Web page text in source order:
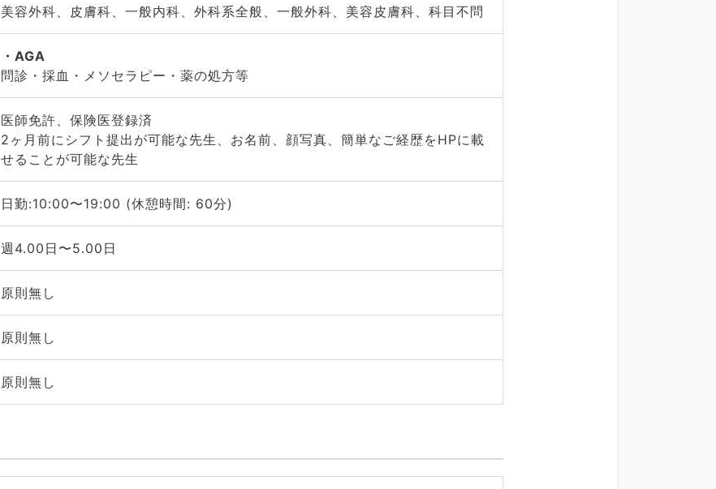
美容外科、皮膚科、一般内科、外科系全般、一般外科、美容皮膚科、科目不問
AGA
問診・採血・メソセラピー・薬の処方等
医師免許、保険医登録済
2ヶ月前にシフト提出が可能な先生、お名前、顔写真、簡単なご経歴をHPに載
せることが可能な先生
日勤:10:00〜19:00 (休憩時間: 60分)
週4.00日〜5.00日
原則無し
原則無し
原則無し